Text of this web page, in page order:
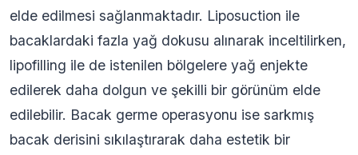
elde edilmesi sağlanmaktadır. Liposuction ile
bacaklardaki fazla yağ dokusu alınarak inceltilirken,
lipofilling ile de istenilen bölgelere yağ enjekte
edilerek daha dolgun ve şekilli bir görünüm elde
edilebilir. Bacak germe operasyonu ise sarkmış
bacak derisini sıkılaştırarak daha estetik bir